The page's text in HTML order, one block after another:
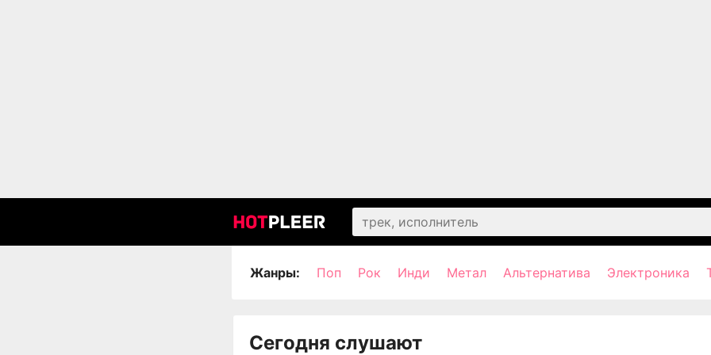
Жанры: Поп Рок Инди Метал Альтернатива Электроника
Сегодня слушают